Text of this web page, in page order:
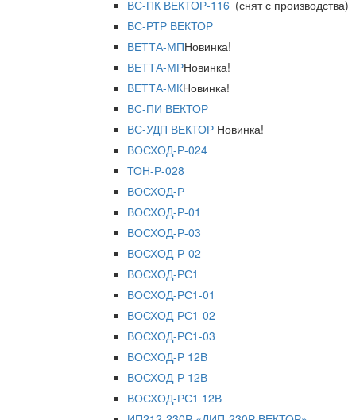
ВС-ПК ВЕКТОР-116 (снят с производства)
ВС-РТР ВЕКТОР
ВЕТТА-МПНовинка!
ВЕТТА-МРНовинка!
ВЕТТА-МКНовинка!
ВС-ПИ ВЕКТОР
ВС-УДП ВЕКТОР Новинка!
ВОСХОД-Р-024
ТОН-Р-028
ВОСХОД-Р
ВОСХОД-Р-01
ВОСХОД-Р-03
ВОСХОД-Р-02
ВОСХОД-РС1
ВОСХОД-РС1-01
ВОСХОД-РС1-02
ВОСХОД-РС1-03
ВОСХОД-Р 12В
ВОСХОД-Р 12В
ВОСХОД-РС1 12В